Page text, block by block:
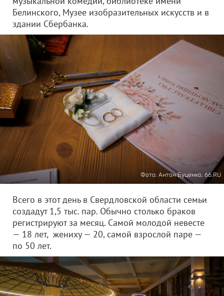
Белинского, Музее изобразительных искусств и в
здании Сбербанка.
Фото: Антон Буценко, 66.RU
Всего в этот день в Свердловской области семьи
создадут 1,5 тыс. пар. Обычно столько браков
регистрируют за месяц. Самой молодой невесте
— 18 лет, жениху — 20, самой взрослой паре —
по 50 лет.